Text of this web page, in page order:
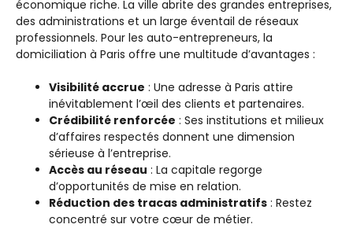
économique riche. La ville abrite des grandes entreprises,
des administrations et un large éventail de réseaux
professionnels. Pour les auto-entrepreneurs, la
domiciliation à Paris offre une multitude d’avantages :
Visibilité accrue : Une adresse à Paris attire
inévitablement l’œil des clients et partenaires.
Crédibilité renforcée : Ses institutions et milieux
d’affaires respectés donnent une dimension
sérieuse à l’entreprise.
Accès au réseau : La capitale regorge
d’opportunités de mise en relation.
Réduction des tracas administratifs : Restez
concentré sur votre cœur de métier.